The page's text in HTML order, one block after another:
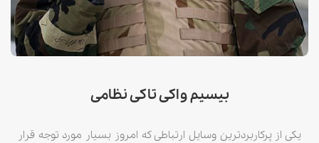
بیسیم واکی تاکی نظامی
یکی از پرکاربردترین وسایل ارتباطی که امروز بسیار مورد توجه قرار